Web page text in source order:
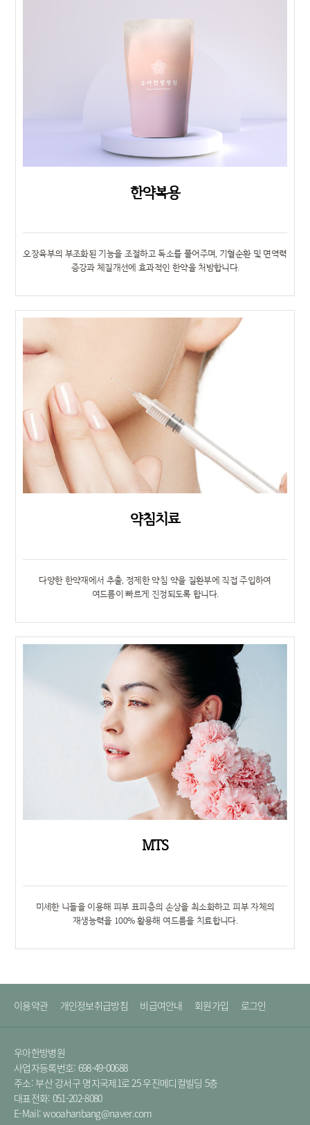
한약복용
오장육부의 부조화된 기능을 조절하고 독소를 풀어주며, 기혈순환 및 면역력
증강과 체질개선에 효과적인 한약을 처방합니다.
약침치료
다양한 한약재에서 추출, 정제한 약침 약을 질환부에 직접 주입하여
여드름이 빠르게 진정되도록 합니다.
MTS
미세한 니들을 이용해 피부 표피층의 손상을 최소화하고 피부 자체의
재생능력을 100% 활용해 여드름을 치료합니다.
이용약관 개인정보취급방침 비급여안내 회원가입 로그인
우아한방병원
사업자등록번호: 698-49-00688
주소: 부산 강서구 명지국제1로 25 우진메디컬빌딩 5층
대표전화: 051-202-8080
E-Mail: wooahanbang@naver.com